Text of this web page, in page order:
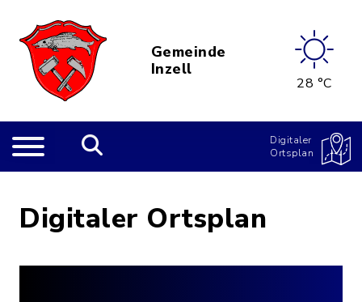
Gemeinde
Inzell
28 °C
Digitaler
Ortsplan
Digitaler Ortsplan